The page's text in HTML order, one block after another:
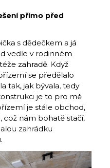
přímo před
s dědečkem a já
vedle v rodinném
zahradě. Když
se předělalo
tak, jak bývala, tedy
je to pro mě
je stále obchod,
což nám bohatě stačí,
zahrádku